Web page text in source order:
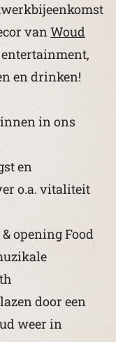
vanWoud
en drinken!
in ons
en
o.a. vitaliteit
opening Food
door een
weer in